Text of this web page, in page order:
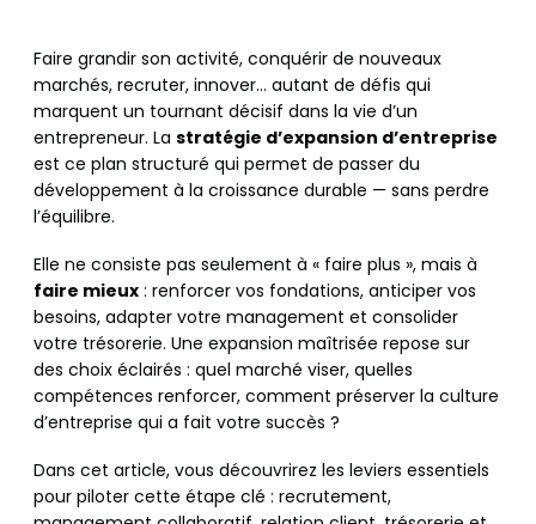
Faire grandir son activité, conquérir de nouveaux
marchés, recruter, innover… autant de défis qui
marquent un tournant décisif dans la vie d’un
entrepreneur. La stratégie d’expansion d’entreprise
est ce plan structuré qui permet de passer du
développement à la croissance durable — sans perdre
l’équilibre.
Elle ne consiste pas seulement à « faire plus », mais à
faire mieux : renforcer vos fondations, anticiper vos
besoins, adapter votre management et consolider
votre trésorerie. Une expansion maîtrisée repose sur
des choix éclairés : quel marché viser, quelles
compétences renforcer, comment préserver la culture
d’entreprise qui a fait votre succès ?
Dans cet article, vous découvrirez les leviers essentiels
pour piloter cette étape clé : recrutement,